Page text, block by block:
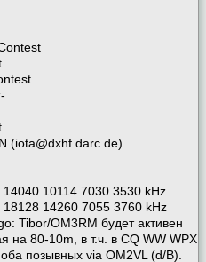
(iota@dxhf.darc.de)
10114 7030 3530 kHz
14260 7055 3760 kHz
Tibor/OM3RM будет активен
на 80-10m, в т.ч. в CQ WW WPX
позывных via OM2VL (d/B).